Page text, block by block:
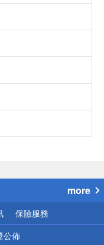
more
保險服務
公佈